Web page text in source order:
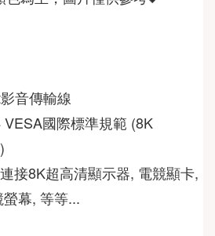
音傳輸線
國際標準規範 (8K
接8K超高清顯示器, 電競顯卡,
幕, 等等...